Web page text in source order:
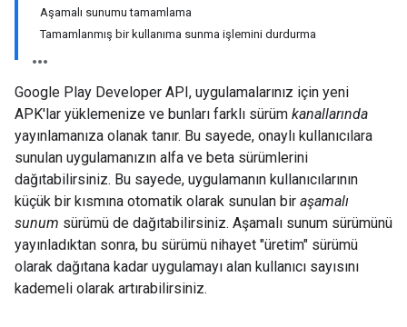
Aşamalı sunumu tamamlama
Tamamlanmış bir kullanıma sunma işlemini durdurma
Google Play Developer API, uygulamalarınız için yeni
APK'lar yüklemenize ve bunları farklı sürüm kanallarında
yayınlamanıza olanak tanır. Bu sayede, onaylı kullanıcılara
sunulan uygulamanızın alfa ve beta sürümlerini
dağıtabilirsiniz. Bu sayede, uygulamanın kullanıcılarının
küçük bir kısmına otomatik olarak sunulan bir aşamalı
sunum sürümü de dağıtabilirsiniz. Aşamalı sunum sürümünü
yayınladıktan sonra, bu sürümü nihayet "üretim" sürümü
olarak dağıtana kadar uygulamayı alan kullanıcı sayısını
kademeli olarak artırabilirsiniz.